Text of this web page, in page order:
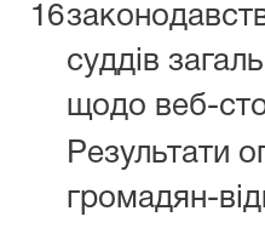
16
суддів
щодо веб-
Результати
громадян-